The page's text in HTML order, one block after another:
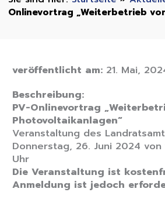
Onlinevortrag „Weiterbetrieb
veröffentlicht am:21. Mai,
Beschreibung:
PV-Onlinevortrag
Photovoltaikanlagen“
Veranstaltung des
Donnerstag, 26. Juni 2024 von
Uhr
Die Veranstaltung ist
Anmeldung ist jedoch